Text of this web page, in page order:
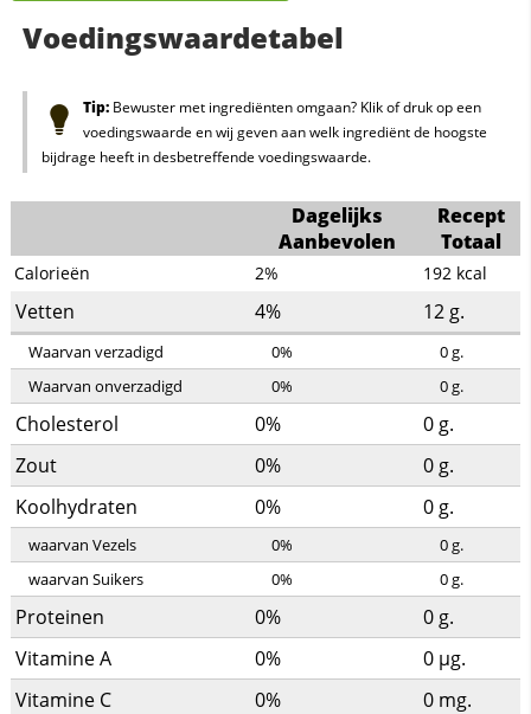
Voedingswaardetabel
Tip:Bewuster met ingrediënten omgaan? Klik of druk op een
voedingswaarde en wij geven aan welk ingrediënt de hoogste
bijdrage heeft in desbetreffende voedingswaarde.
Dagelijks
Aanbevolen
Recept
Totaal
Calorieën 2% 192 kcal
Vetten 4% 12 g.
Waarvan verzadigd 0% 0g.
Waarvan onverzadigd
0% 0g.
Cholesterol 0% 0 g.
Zout
0% 0 g.
Koolhydraten
0% 0 g.
waarvan Vezels 0% 0g.
waarvan Suikers
0% 0g.
Proteinen 0% 0 g.
Vitamine A
0% 0 µg.
Vitamine C
0% 0 mg.